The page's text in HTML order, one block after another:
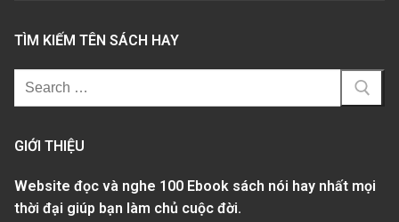
TÌM KIẾM TÊN SÁCH HAY
GIỚI THIỆU
Website đọc và nghe 100 Ebook sách nói hay nhất mọi
thời đại giúp bạn làm chủ cuộc đời.